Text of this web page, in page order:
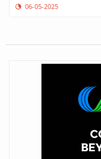
06-05-2025